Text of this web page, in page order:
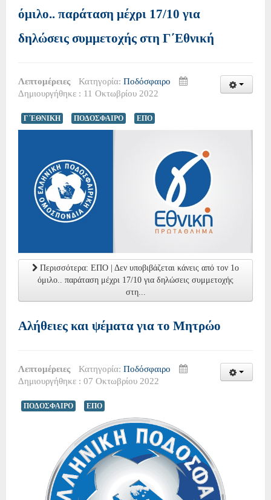
όμιλο.. παράταση μέχρι 17/10 για
δηλώσεις συμμετοχής στη Γ΄Εθνική
Λεπτομέρειες Κατηγορία: Ποδόσφαιρο
Δημιουργήθηκε : 11 Οκτωβρίου 2022
Γ΄ΕΘΝΙΚΗ ΠΟΔΟΣΦΑΙΡΟ ΕΠΟ
Περισσότερα: ΕΠΟ | Δεν υποβιβάζεται κάνεις από τον 1ο
όμιλο.. παράταση μέχρι 17/10 για δηλώσεις συμμετοχής
στη...
Αλήθειες και ψέματα για το Μητρώο
Λεπτομέρειες Κατηγορία: Ποδόσφαιρο
Δημιουργήθηκε : 07 Οκτωβρίου 2022
ΠΟΔΟΣΦΑΙΡΟ ΕΠΟ